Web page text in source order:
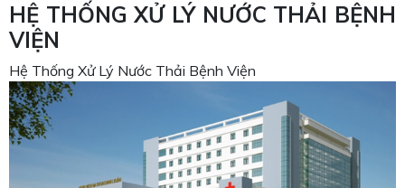
HỆ THỐNG XỬ LÝ NƯỚC THẢI BỆNH
VIỆN
Hệ Thống Xử Lý Nước Thải Bệnh Viện